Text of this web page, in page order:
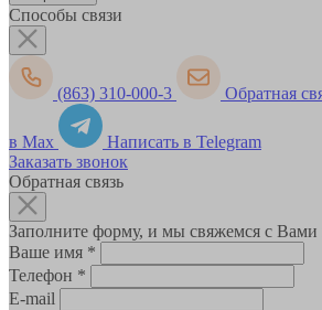
Способы связи
(863) 310-000-3 Обратная
в Max
Написать в Telegram
Заказать звонок
Обратная связь
Заполните форму, и мы свяжемся с
Ваше имя *
Телефон *
E-mail